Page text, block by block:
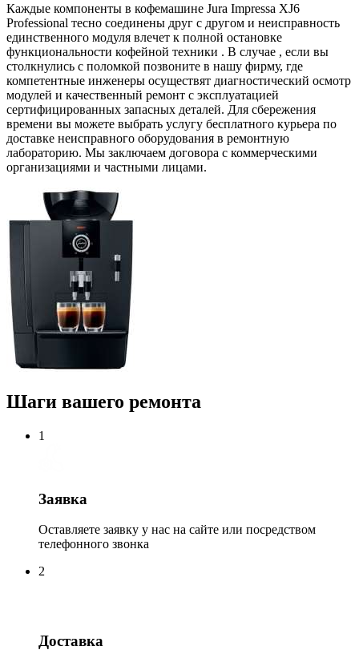
Каждые компоненты в кофемашине Jura Impressa XJ6
Professional тесно соединены друг с другом и неисправность
единственного модуля влечет к полной остановке
функциональности кофейной техники . В случае , если вы
столкнулись с поломкой позвоните в нашу фирму, где
компетентные инженеры осуществят диагностический осмотр
модулей и качественный ремонт с эксплуатацией
сертифицированных запасных деталей. Для сбережения
времени вы можете выбрать услугу бесплатного курьера по
доставке неисправного оборудования в ремонтную
лабораторию. Мы заключаем договора с коммерческими
организациями и частными лицами.
Шаги вашего ремонта
1
Заявка
Оставляете заявку у нас на сайте или посредством
телефонного звонка
2
Доставка